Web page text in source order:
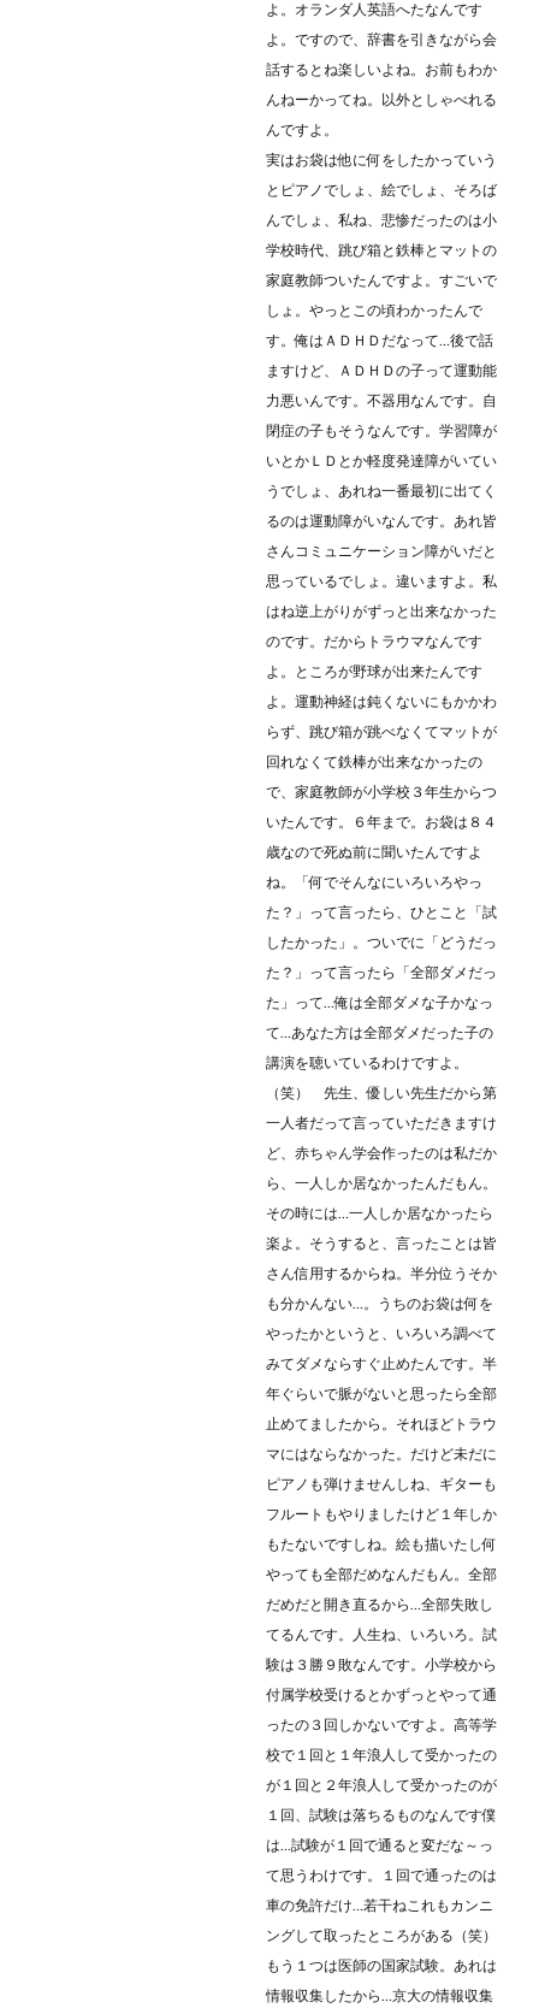
よ。オランダ人英語へたなんです
よ。ですので、辞書を引きながら会
話するとね楽しいよね。お前もわか
んねーかってね。以外としゃべれる
んですよ。
実はお袋は他に何をしたかっていう
とピアノでしょ、絵でしょ、そろば
んでしょ、私ね、悲惨だったのは小
学校時代、跳び箱と鉄棒とマットの
家庭教師ついたんですよ。すごいで
しょ。やっとこの頃わかったんで
す。俺はＡＤＨＤだなって…後で話
ますけど、ＡＤＨＤの子って運動能
力悪いんです。不器用なんです。自
閉症の子もそうなんです。学習障が
いとかＬＤとか軽度発達障がいてい
うでしょ、あれね一番最初に出てく
るのは運動障がいなんです。あれ皆
さんコミュニケーション障がいだと
思っているでしょ。違いますよ。私
はね逆上がりがずっと出来なかった
のです。だからトラウマなんです
よ。ところが野球が出来たんです
よ。運動神経は鈍くないにもかかわ
らず、跳び箱が跳べなくてマットが
回れなくて鉄棒が出来なかったの
で、家庭教師が小学校３年生からつ
いたんです。６年まで。お袋は８４
歳なので死ぬ前に聞いたんですよ
ね。「何でそんなにいろいろやっ
た？」って言ったら、ひとこと「試
したかった」。ついでに「どうだっ
た？」って言ったら「全部ダメだっ
た」って…俺は全部ダメな子かなっ
て…あなた方は全部ダメだった子の
講演を聴いているわけですよ。
（笑） 先生、優しい先生だから第
一人者だって言っていただきますけ
ど、赤ちゃん学会作ったのは私だか
ら、一人しか居なかったんだもん。
その時には…一人しか居なかったら
楽よ。そうすると、言ったことは皆
さん信用するからね。半分位うそか
も分かんない…。うちのお袋は何を
やったかというと、いろいろ調べて
みてダメならすぐ止めたんです。半
年ぐらいで脈がないと思ったら全部
止めてましたから。それほどトラウ
マにはならなかった。だけど未だに
ピアノも弾けませんしね、ギターも
フルートもやりましたけど１年しか
もたないですしね。絵も描いたし何
やっても全部だめなんだもん。全部
だめだと開き直るから…全部失敗し
てるんです。人生ね、いろいろ。試
験は３勝９敗なんです。小学校から
付属学校受けるとかずっとやって通
ったの３回しかないですよ。高等学
校で１回と１年浪人して受かったの
が１回と２年浪人して受かったのが
１回、試験は落ちるものなんです僕
は…試験が１回で通ると変だな～っ
て思うわけです。１回で通ったのは
車の免許だけ…若干ねこれもカンニ
ングして取ったところがある（笑）
もう１つは医師の国家試験。あれは
情報収集したから…京大の情報収集